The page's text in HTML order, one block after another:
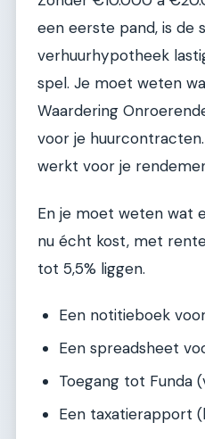
een eerste pand, is de
verhuurhypotheek
spel. Je moet weten
Waardering
voor je
werkt voor je
En je moet weten wat
nu écht kost, met
tot 5,5% liggen.
Een notitieboek
Een spreadsheet
Toegang tot Funda
Een taxatierapport